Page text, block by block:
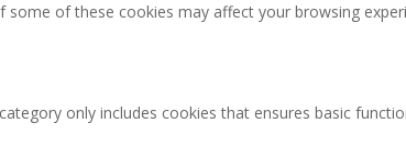
of these cookies may affect your browsing
only includes cookies that ensures basic